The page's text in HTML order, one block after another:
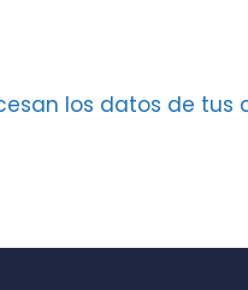
los datos de tus